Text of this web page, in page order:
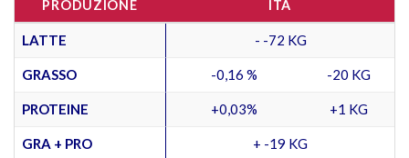
PRODUZIONE ITA
LATTE - -72 KG
GRASSO -0,16 % -20 KG
PROTEINE +0,03% +1 KG
GRA + PRO + -19 KG